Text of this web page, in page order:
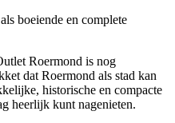
boeiende en complete
Roermond is nog
dat Roermond als stad kan
historische en compacte
heerlijk kunt nagenieten.